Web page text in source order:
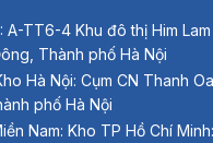
A-TT6-4 Khu đô thị Him Lam
Thành phố Hà Nội
Hà Nội: Cụm CN Thanh
phố Hà Nội
Nam: Kho TP Hồ Chí